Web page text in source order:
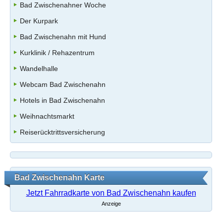
Bad Zwischenahner Woche
Der Kurpark
Bad Zwischenahn mit Hund
Kurklinik / Rehazentrum
Wandelhalle
Webcam Bad Zwischenahn
Hotels in Bad Zwischenahn
Weihnachtsmarkt
Reiserücktrittsversicherung
Bad Zwischenahn Karte
Jetzt Fahrradkarte von Bad Zwischenahn kaufen
Anzeige